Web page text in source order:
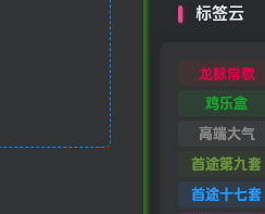
标签云
龙脉常歌
鸡乐盒
高端大气
首途第九套
首途十七套